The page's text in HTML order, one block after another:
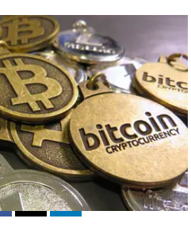
Chicago ante la desconfianza de
bancos e inversores |antena3.com
2017, 08:02
X Linkedin